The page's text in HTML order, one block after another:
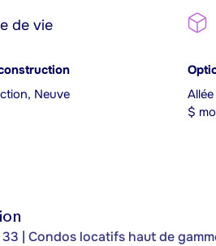
de vie
Neuve
$
33 | Condos locatifs haut de